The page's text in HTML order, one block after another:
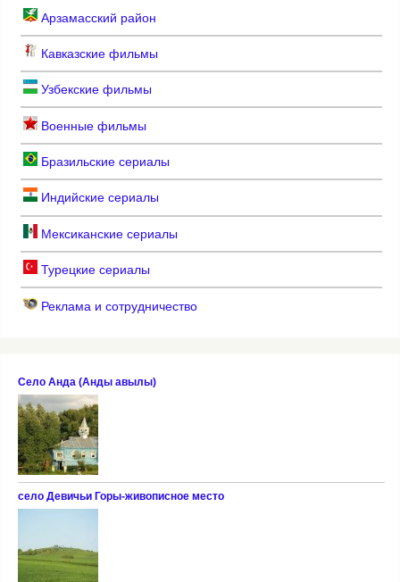
Арзамасский район
Кавказские фильмы
Узбекские фильмы
Военные фильмы
Бразильские сериалы
Индийские сериалы
Мексиканские сериалы
Турецкие сериалы
Реклама и сотрудничество
Село Анда (Анды авылы)
село Девичьи Горы-живописное место